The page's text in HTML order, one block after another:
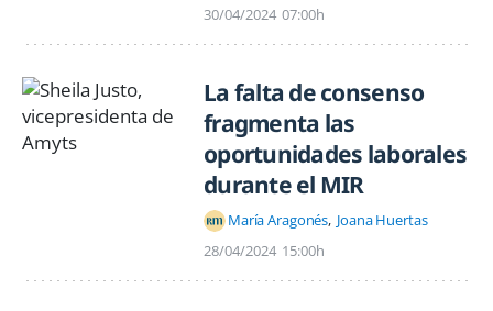
30/04/2024 07:00h
La falta de consenso
fragmenta las
oportunidades laborales
durante el MIR
María Aragonés Joana Huertas
28/04/2024 15:00h